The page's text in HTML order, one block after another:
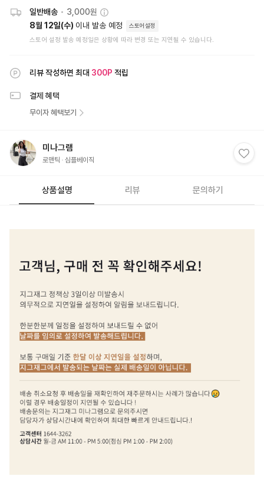
일반배송 • 3,000원
8월 12일(수) 이내 발송 예정 스토어설정
스토어 설정 발송 예정일은 상황에 따라 변경 또는 지연될 수 있습니다.
리뷰 작성하면 최대 300P 적립
결제 혜택
무이자 혜택보기
미나그램
로맨틱 심플베이직
상품설명 리뷰 문의하기